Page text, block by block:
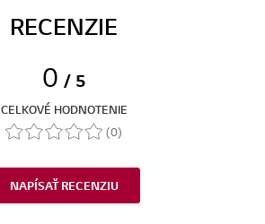
RECENZIE
0 / 5
CELKOVÉ HODNOTENIE
(0)
NAPÍSAŤ RECENZIU